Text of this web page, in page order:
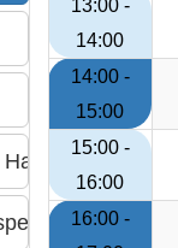
13:00 -
14:00
14:00 -
15:00
15:00 -
16:00
16:00 -